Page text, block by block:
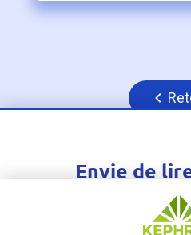
Envie de
Inscrivez-vous
pour pouvoir accéder à